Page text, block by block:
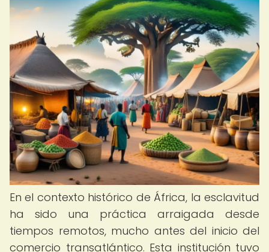
En el contexto histórico de África, la esclavitud
ha sido una práctica arraigada desde
tiempos remotos, mucho antes del inicio del
comercio transatlántico. Esta institución tuvo